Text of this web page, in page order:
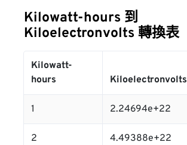
Kilowatt-hours 到
Kiloelectronvolts 轉換表
Kilowatt-
hours
Kiloelectronvolts
1 2.24694e+22
2 4.49388e+22